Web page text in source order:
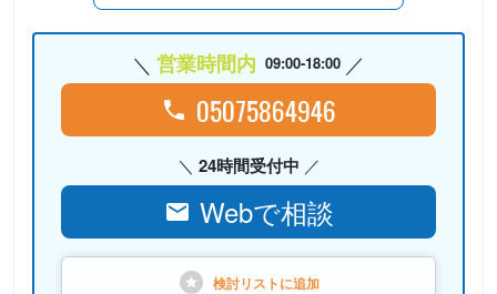
営業時間内 09:00-18:00
05075864946
24時間受付中
Webで相談
検討リストに追加